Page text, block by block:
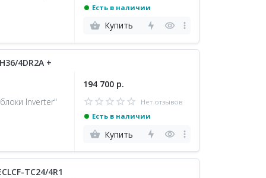
Есть в наличии
Купить
4DR2A +
Inverter"
194 700 р.
Нет отзывов
Есть в наличии
Купить
TC24/4R1